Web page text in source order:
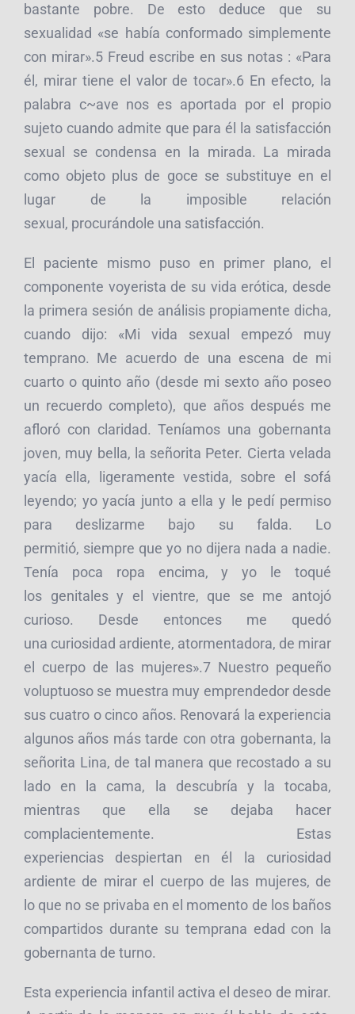
bastante pobre. De esto deduce que su
sexualidad «se había conformado simplemente
con mirar».5 Freud escribe en sus notas : «Para
él, mirar tiene el valor de tocar».6 En efecto, la
palabra c~ave nos es aportada por el propio
sujeto cuando admite que para él la satisfacción
sexual se condensa en la mirada. La mirada
como objeto plus de goce se substituye en el
lugar de la imposible relación
sexual, procurándole una satisfacción.
El paciente mismo puso en primer plano, el
componente voyerista de su vida erótica, desde
la primera sesión de análisis propiamente dicha,
cuando dijo: «Mi vida sexual empezó muy
temprano. Me acuerdo de una escena de mi
cuarto o quinto año (desde mi sexto año poseo
un recuerdo completo), que años después me
afloró con claridad. Teníamos una gobernanta
joven, muy bella, la señorita Peter. Cierta velada
yacía ella, ligeramente vestida, sobre el sofá
leyendo; yo yacía junto a ella y le pedí permiso
para deslizarme bajo su falda. Lo
permitió, siempre que yo no dijera nada a nadie.
Tenía poca ropa encima, y yo le toqué
los genitales y el vientre, que se me antojó
curioso. Desde entonces me quedó
una curiosidad ardiente, atormentadora, de mirar
el cuerpo de las mujeres».7 Nuestro pequeño
voluptuoso se muestra muy emprendedor desde
sus cuatro o cinco años. Renovará la experiencia
algunos años más tarde con otra gobernanta, la
señorita Lina, de tal manera que recostado a su
lado en la cama, la descubría y la tocaba,
mientras que ella se dejaba hacer
complacientemente. Estas
experiencias despiertan en él la curiosidad
ardiente de mirar el cuerpo de las mujeres, de
lo que no se privaba en el momento de los baños
compartidos durante su temprana edad con la
gobernanta de turno.
Esta experiencia infantil activa el deseo de mirar.